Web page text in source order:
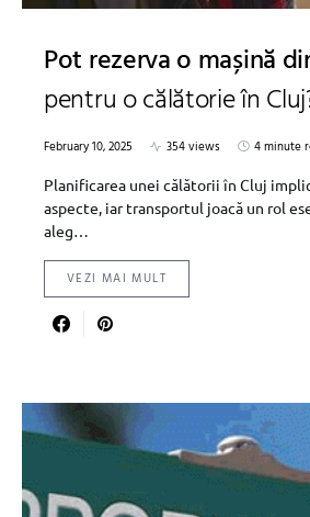
Pot rezerva o mașină
pentru o călătorie în
February 10, 2025 354 views
4 minute
Planificarea unei călătorii în Cluj
aspecte, iar transportul joacă un rol
aleg…
VEZI MAI MULT